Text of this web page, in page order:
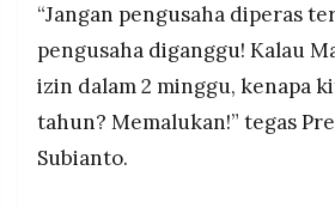
“Jangan pengusaha diperas
pengusaha diganggu! Kalau
izin dalam 2 minggu, kenapa
tahun? Memalukan!” tegas
Subianto.